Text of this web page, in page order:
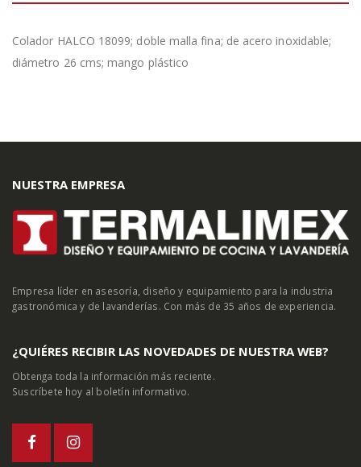
Colador HALCO 18099; doble malla fina; de acero inoxidable;
diámetro 26 cms; mango plástico
NUESTRA EMPRESA
Empresa líder en asesoría, diseño y equipamiento para la industria
gastronómica y de lavanderías. Con más de 35 años de experiencia.
¿QUIÉRES RECIBIR LAS NOVEDADES DE NUESTRA WEB?
Obtenga toda la información más reciente.
Suscríbete hoy al boletín informativo.